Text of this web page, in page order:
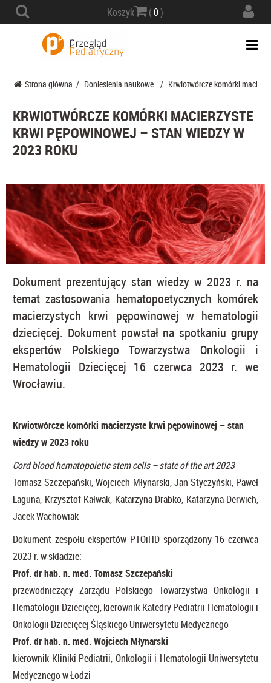
Koszyk (0)
Strona główna / Doniesienia naukowe / Krwiotwórcze komórki
KRWIOTWÓRCZE KOMÓRKI MACIERZYSTE
KRWI PĘPOWINOWEJ – STAN WIEDZY W
2023 ROKU
Dokument prezentujący stan wiedzy w 2023 r. na
temat zastosowania hematopoetycznych komórek
macierzystych krwi pępowinowej w hematologii
dziecięcej. Dokument powstał na spotkaniu grupy
ekspertów Polskiego Towarzystwa Onkologii i
Hematologii Dziecięcej 16 czerwca 2023 r. we
Wrocławiu.
Krwiotwórcze komórki macierzyste krwi pępowinowej – stan
wiedzy w 2023 roku
Cord blood hematopoietic stem cells – state of the art 2023
Tomasz Szczepański, Wojciech Młynarski, Jan Styczyński, Paweł
Łaguna, Krzysztof Kałwak, Katarzyna Drabko, Katarzyna Derwich,
Jacek Wachowiak
Dokument zespołu ekspertów PTOiHD sporządzony 16 czerwca
2023 r. w składzie:
Prof. dr hab. n. med. Tomasz Szczepański
przewodniczący Zarządu Polskiego Towarzystwa Onkologii i
Hematologii Dziecięcej, kierownik Katedry Pediatrii Hematologii i
Onkologii Dziecięcej Śląskiego Uniwersytetu Medycznego
Prof. dr hab. n. med. Wojciech Młynarski
kierownik Kliniki Pediatrii, Onkologii i Hematologii Uniwersytetu
Medycznego w Łodzi